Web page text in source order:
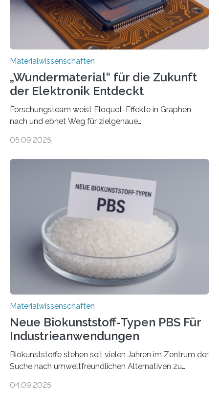
Materialwissenschaften an der Vanderbilt University,
und Alexander Paarmann vom Fritz-Haber-Institut
leiteten ein internationales Forschungsprojekt, das…
Materialwissenschaften
„Wundermaterial“ für die Zukunft
der Elektronik Entdeckt
Forschungsteam weist Floquet-Effekte in Graphen
nach und ebnet Weg für zielgenaue
– nur eine Atomlage dick, aber extrem leitfähig und
Sensoren, leistungsstarken Batterien und effizienten
Solarzellen. Eine neue Studie hebt das Potenzial nun
noch auf ein neues Level: Zum ersten Mal haben
Forschende an der Universität Göttingen gemeinsam
mit Kollegen aus Braunschweig, Bremen und der
Schweiz direkt beobachtet, wie in Graphen…
05.09.2025
Materialwissenschaften
Neue Biokunststoff-Typen PBS Für
Industrieanwendungen
Biokunststoffe stehen seit vielen Jahren im Zentrum der
Suche nach umweltfreundlichen Alternativen zu
an fossilen Rohstoffen reduzieren, schonen Ressourcen
04.09.2025